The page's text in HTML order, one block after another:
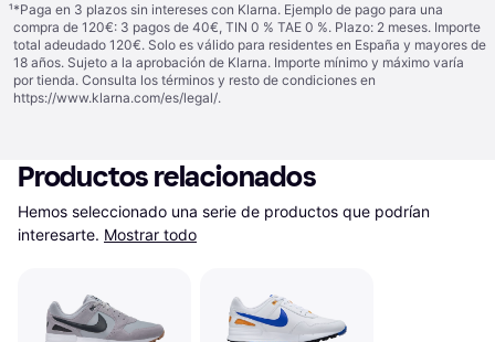
¹*Paga en 3 plazos sin intereses con Klarna. Ejemplo de pago para una
compra de 120€: 3 pagos de 40€, TIN 0 % TAE 0 %. Plazo: 2 meses. Importe
total adeudado 120€. Solo es válido para residentes en España y mayores de
18 años. Sujeto a la aprobación de Klarna. Importe mínimo y máximo varía
por tienda. Consulta los términos y resto de condiciones en
https://www.klarna.com/es/legal/.
Productos relacionados
Hemos seleccionado una serie de productos que podrían
interesarte. Mostrar todo